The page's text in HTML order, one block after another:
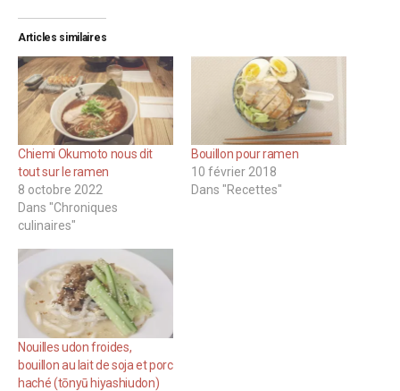
Articles similaires
Chiemi Okumoto nous dit
tout sur le ramen
8 octobre 2022
Dans "Chroniques
culinaires"
Bouillon pour ramen
10 février 2018
Dans "Recettes"
Nouilles udon froides,
bouillon au lait de soja et porc
haché (tōnyū hiyashiudon)